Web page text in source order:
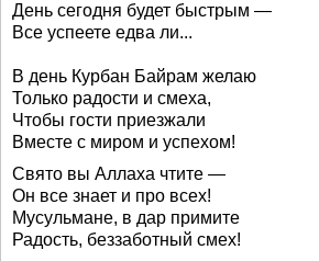
День сегодня будет быстрым —
Все успеете едва ли...
В день Курбан Байрам желаю
Только радости и смеха,
Чтобы гости приезжали
Вместе с миром и успехом!
Свято вы Аллаха чтите —
Он все знает и про всех!
Мусульмане, в дар примите
Радость, беззаботный смех!